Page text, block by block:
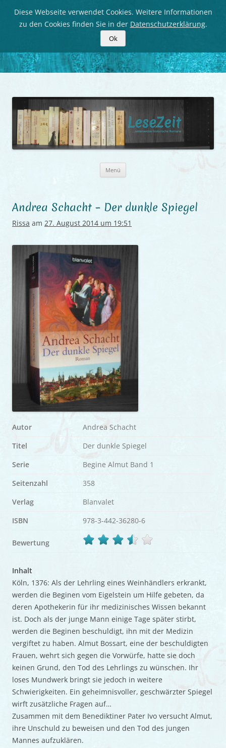
LeseZeit
Menü
Andrea Schacht – Der dunkle Spiegel
Rissa am 27. August 2014 um 19:51
Autor
Andrea Schacht
Titel
Der dunkle Spiegel
Serie
Begine Almut Band 1
Seitenzahl
358
Verlag
Blanvalet
ISBN
978-3-442-36280-6
Bewertung
Inhalt
Köln, 1376: Als der Lehrling eines Weinhändlers erkrankt,
werden die Beginen vom Eigelstein um Hilfe gebeten, da
deren Apothekerin für ihr medizinisches Wissen bekannt
ist. Doch als der junge Mann einige Tage später stirbt,
werden die Beginen beschuldigt, ihn mit der Medizin
vergiftet zu haben. Almut Bossart, eine der beschuldigten
Frauen, wehrt sich gegen die Vorwürfe, hatte sie doch
keinen Grund, den Tod des Lehrlings zu wünschen. Ihr
loses Mundwerk bringt sie jedoch in weitere
Schwierigkeiten. Ein geheimnisvoller, geschwärzter Spiegel
wirft zusätzliche Fragen auf…
Zusammen mit dem Benediktiner Pater Ivo versucht Almut,
ihre Unschuld zu beweisen und den Tod des jungen
Mannes aufzuklären.
Diese Webseite verwendet Cookies. Weitere Informationen
zu den Cookies finden Sie in der Datenschutzerklärung.
Ok